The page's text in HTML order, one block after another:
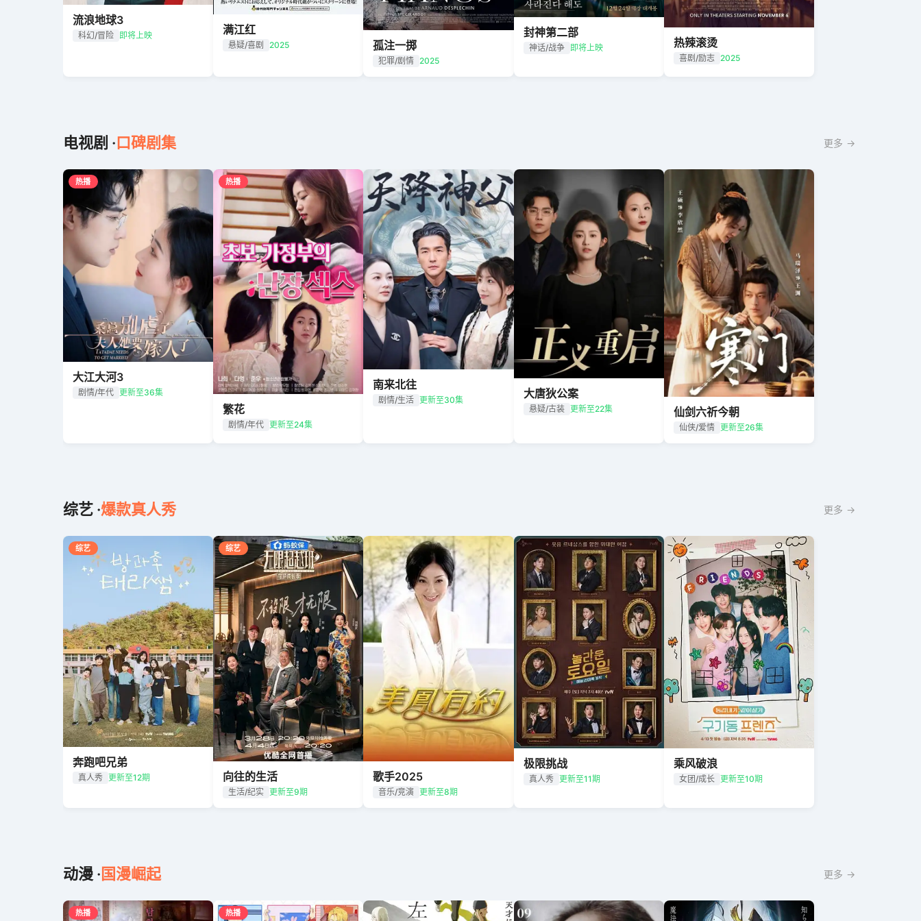
流浪地球3
科幻/冒险 即将上映 满江红
悬疑/喜剧 2025 孤注一掷
犯罪/剧情 2025
封神第二部
神话/战争 即将上映 热辣滚烫
喜剧/励志 2025
电视剧 ·口碑剧集 更多 →
热播
大江大河3
剧情/年代 更新至36集
热播
繁花
剧情/年代 更新至24集
南来北往
剧情/生活 更新至30集 大唐狄公案
悬疑/古装 更新至22集 仙剑六祈今朝
仙侠/爱情 更新至26集
综艺 ·爆款真人秀 更多 →
综艺
奔跑吧兄弟
真人秀 更新至12期
综艺
向往的生活
生活/纪实 更新至9期
歌手2025
音乐/竞演 更新至8期
极限挑战
真人秀 更新至11期
乘风破浪
女团/成长 更新至10期
动漫 ·国漫崛起 更多 →
热播 热播